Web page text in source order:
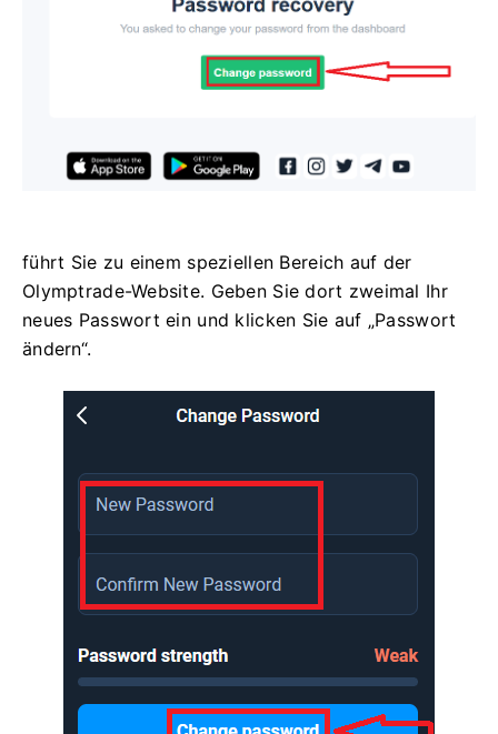
führt Sie zu einem speziellen Bereich auf der
Olymptrade-Website. Geben Sie dort zweimal Ihr
neues Passwort ein und klicken Sie auf „Passwort
ändern“.